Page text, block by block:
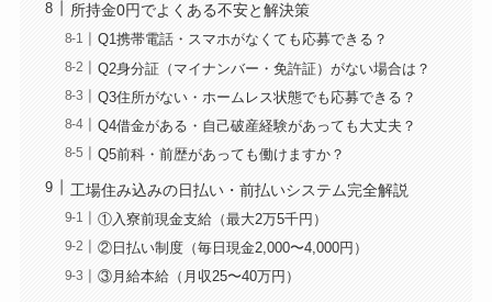
所持金0円でよくある不安と解決策
Q1携帯電話・スマホがなくても応募できる？
Q2身分証（マイナンバー・免許証）がない場合は？
Q3住所がない・ホームレス状態でも応募できる？
Q4借金がある・自己破産経験があっても大丈夫？
Q5前科・前歴があっても働けますか？
工場住み込みの日払い・前払いシステム完全解説
①入寮前現金支給（最大2万5千円）
②日払い制度（毎日現金2,000〜4,000円）
③月給本給（月収25〜40万円）